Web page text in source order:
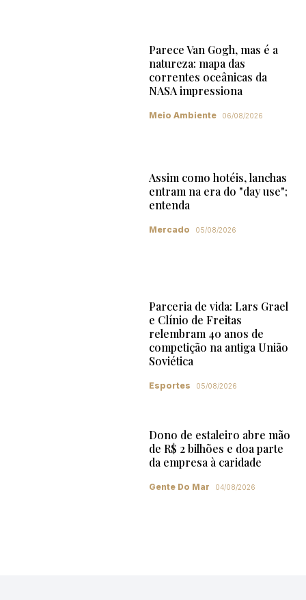
Parece Van Gogh, mas é a
natureza: mapa das
correntes oceânicas da
NASA impressiona
Meio Ambiente 06/08/2026
Assim como hotéis, lanchas
entram na era do "day use";
entenda
Mercado 05/08/2026
Parceria de vida: Lars Grael
e Clínio de Freitas
relembram 40 anos de
competição na antiga União
Soviética
Esportes 05/08/2026
Dono de estaleiro abre mão
de R$ 2 bilhões e doa parte
da empresa à caridade
Gente Do Mar 04/08/2026